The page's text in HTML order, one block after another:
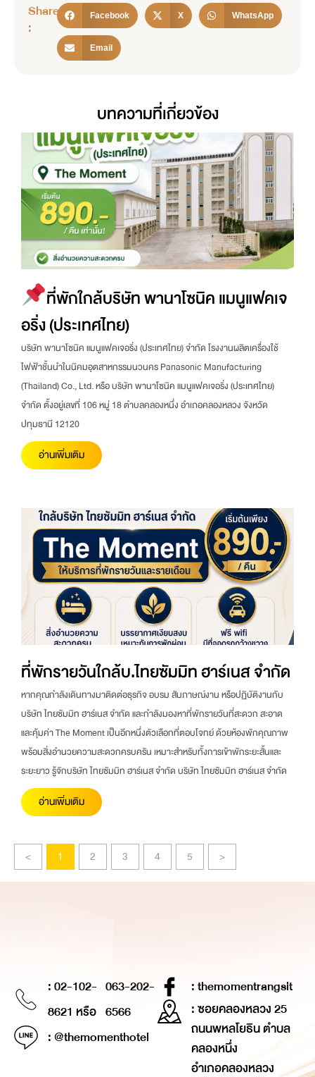
Share
:
Facebook X WhatsApp
Email
บทความที่เกี่ยวข้อง
ที่พักใกล้บริษัท พานาโซนิค แมนูแฟคเจ
อริ่ง (ประเทศไทย)
บริษัท พานาโซนิค แมนูแฟคเจอริ่ง (ประเทศไทย) จำกัด โรงงานผลิตเครื่องใช้
ไฟฟ้าชั้นนำในนิคมอุตสาหกรรมนวนคร Panasonic Manufacturing
(Thailand) Co., Ltd. หรือ บริษัท พานาโซนิค แมนูแฟคเจอริ่ง (ประเทศไทย)
จำกัด ตั้งอยู่เลขที่ 106 หมู่ 18 ตำบลคลองหนึ่ง อำเภอคลองหลวง จังหวัด
ปทุมธานี 12120
อ่านเพิ่มเติม
ที่พักรายวันใกล้บ.ไทยซัมมิท ฮาร์เนส จำกัด
หากคุณกำลังเดินทางมาติดต่อธุรกิจ อบรม สัมภาษณ์งาน หรือปฏิบัติงานกับ
บริษัท ไทยซัมมิท ฮาร์เนส จำกัด และกำลังมองหาที่พักรายวันที่สะดวก สะอาด
และคุ้มค่า The Moment เป็นอีกหนึ่งตัวเลือกที่ตอบโจทย์ ด้วยห้องพักคุณภาพ
พร้อมสิ่งอำนวยความสะดวกครบครัน เหมาะสำหรับทั้งการเข้าพักระยะสั้นและ
ระยะยาว รู้จักบริษัท ไทยซัมมิท ฮาร์เนส จำกัด บริษัท ไทยซัมมิท ฮาร์เนส จำกัด
อ่านเพิ่มเติม
< 1 2 3 4 5 >
: 02-102-
8621 หรือ
063-202-
6566
: @themomenthotel
: themomentrangsit
: ซอยคลองหลวง 25
ถนนพหลโยธิน ตำบล
คลองหนึ่ง
อำเภอคลองหลวง